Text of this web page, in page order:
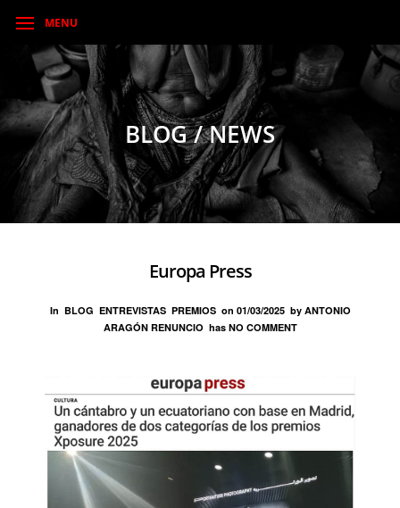
MENU
BLOG / NEWS
Europa Press
In BLOG ENTREVISTAS PREMIOSon 01/03/2025by ANTONIO
ARAGÓN RENUNCIO has NO COMMENT